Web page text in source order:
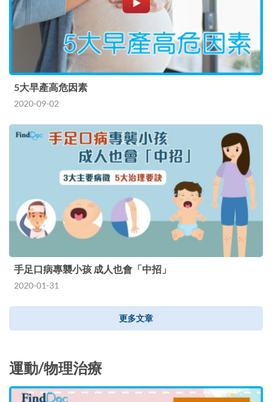
5大早產高危因素
2020-09-02
手足口病專襲小孩 成人也會「中招」
2020-01-31
更多文章
運動/物理治療